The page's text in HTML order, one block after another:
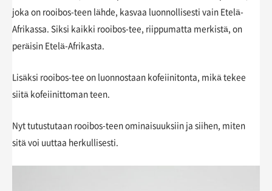
joka on rooibos-teen lähde, kasvaa luonnollisesti vain Etelä-
Afrikassa. Siksi kaikki rooibos-tee, riippumatta merkistä, on
peräisin Etelä-Afrikasta.
Lisäksi rooibos-tee on luonnostaan kofeiinitonta, mikä tekee
siitä kofeiinittoman teen.
Nyt tutustutaan rooibos-teen ominaisuuksiin ja siihen, miten
sitä voi uuttaa herkullisesti.